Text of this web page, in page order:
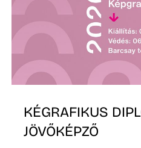
KÉGRAFIKUS
JÖVŐKÉPZŐ